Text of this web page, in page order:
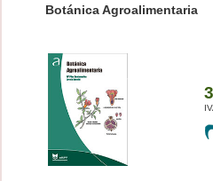
Botánica Agroalimentaria
IVA